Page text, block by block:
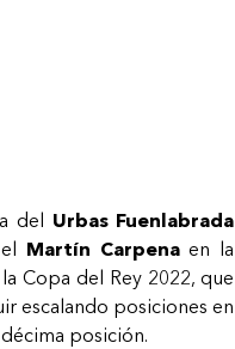
del Urbas Fuenlabrada
Martín Carpenaen la
Copa del Rey 2022, que
escalando posiciones en
posición.